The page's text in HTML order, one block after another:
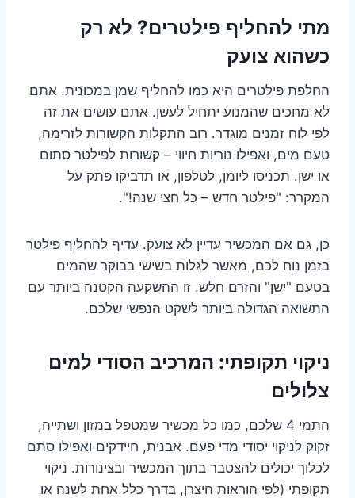
מתי להחליף פילטרים? לא רק
כשהוא צועק
החלפת פילטרים היא כמו להחליף שמן במכונית. אתם
לא מחכים שהמנוע יתחיל לעשן. אתם עושים את זה
לפי לוח זמנים מוגדר. רוב התקלות הקשורות לזרימה,
טעם מים, ואפילו נוריות חיווי – קשורות לפילטר סתום
או ישן. תכניסו ליומן, לטלפון, או תדביקו פתק על
המקרר: "פילטר חדש – כל חצי שנה!".
כן, גם אם המכשיר עדיין לא צועק. עדיף להחליף פילטר
בזמן נוח לכם, מאשר לגלות בשישי בבוקר שהמים
בטעם "ישן" והזרם חלש. זו ההשקעה הקטנה ביותר עם
התשואה הגדולה ביותר לשקט הנפשי שלכם.
ניקוי תקופתי: המרכיב הסודי למים
צלולים
התמי 4 שלכם, כמו כל מכשיר שמטפל במזון ושתייה,
זקוק לניקוי יסודי מדי פעם. אבנית, חיידקים ואפילו סתם
לכלוך יכולים להצטבר בתוך המכשיר ובצינורות. ניקוי
תקופתי (לפי הוראות היצרן, בדרך כלל אחת לשנה או